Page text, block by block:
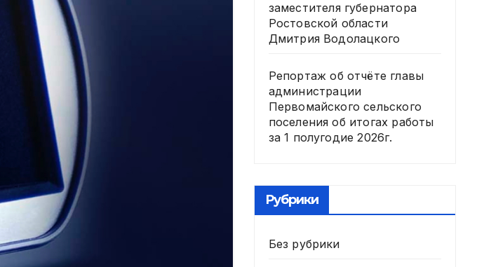
заместителя губернатора
Ростовской области
Дмитрия Водолацкого
Репортаж об отчёте главы
администрации
Первомайского сельского
поселения об итогах работы
за 1 полугодие 2026г.
Рубрики
Без рубрики